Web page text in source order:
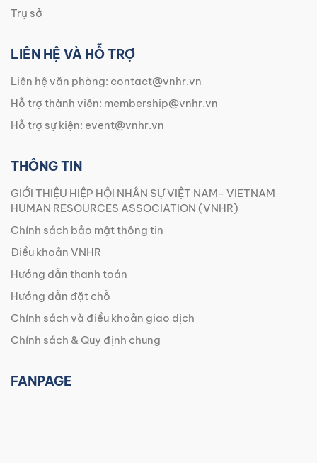
Trụ sở
LIÊN HỆ VÀ HỖ TRỢ
Liên hệ văn phòng: contact@vnhr.vn
Hỗ trợ thành viên: membership@vnhr.vn
Hỗ trợ sự kiện: event@vnhr.vn
THÔNG TIN
GIỚI THIỆU HIỆP HỘI NHÂN SỰ VIỆT NAM- VIETNAM
HUMAN RESOURCES ASSOCIATION (VNHR)
Chính sách bảo mật thông tin
Điều khoản VNHR
Hướng dẫn thanh toán
Hướng dẫn đặt chỗ
Chính sách và điều khoản giao dịch
Chính sách & Quy định chung
FANPAGE